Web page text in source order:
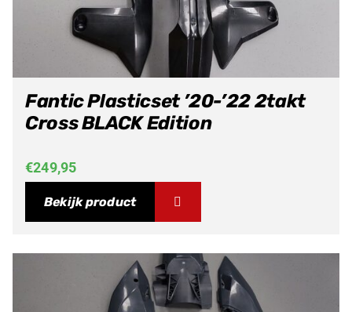
Fantic Plasticset ’20-’22 2takt
Cross BLACK Edition
€249,95
Bekijk product